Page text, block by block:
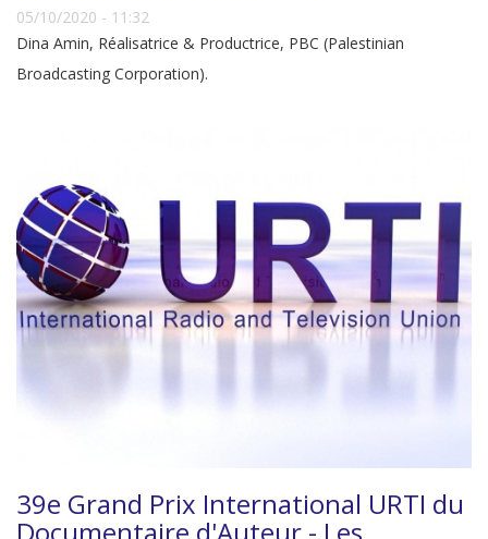
05/10/2020 - 11:32
Dina Amin, Réalisatrice & Productrice, PBC (Palestinian
Broadcasting Corporation).
39e Grand Prix International URTI du